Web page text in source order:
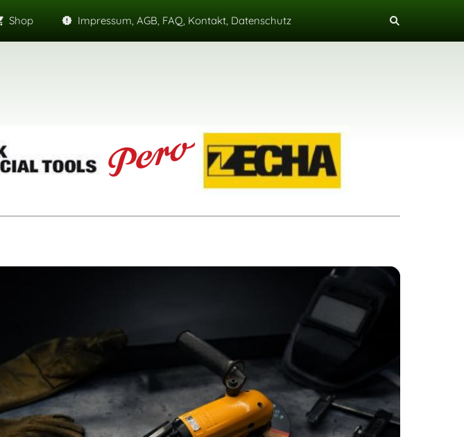
Shop Impressum, AGB, FAQ, Kontakt, Datenschutz